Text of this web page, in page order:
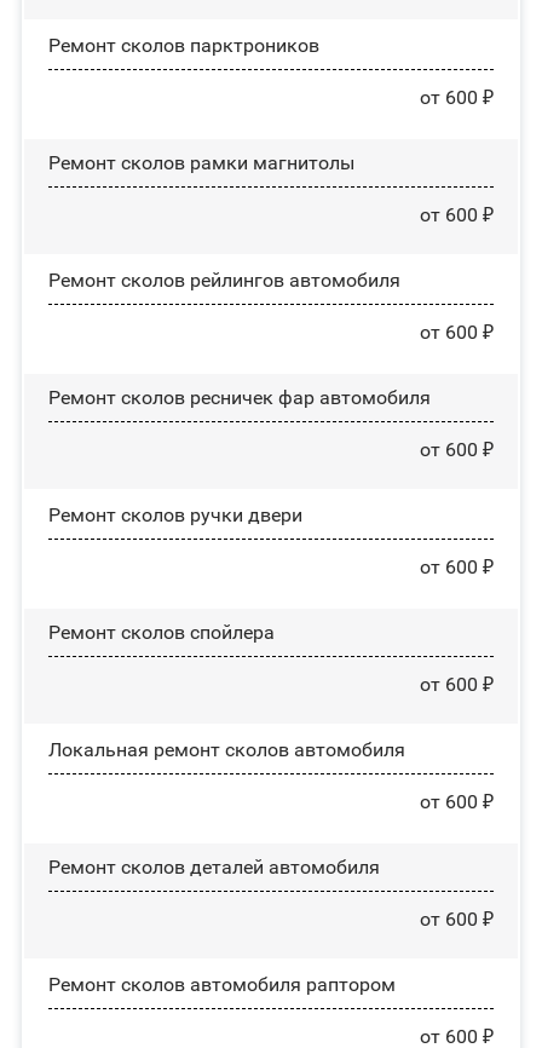
Ремонт сколов парктроников
от 600 ₽
Ремонт сколов рамки магнитолы
от 600 ₽
Ремонт сколов рейлингов автомобиля
от 600 ₽
Ремонт сколов ресничек фар автомобиля
от 600 ₽
Ремонт сколов ручки двери
от 600 ₽
Ремонт сколов спойлера
от 600 ₽
Локальная ремонт сколов автомобиля
от 600 ₽
Ремонт сколов деталей автомобиля
от 600 ₽
Ремонт сколов автомобиля раптором
от 600 ₽